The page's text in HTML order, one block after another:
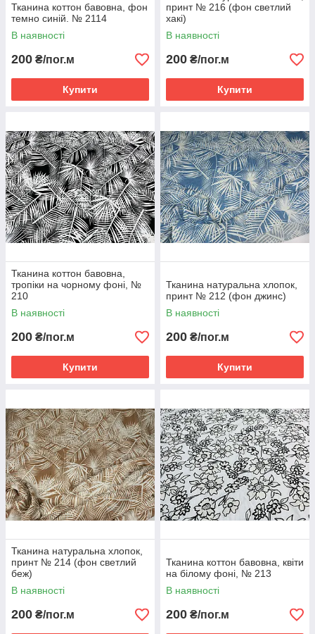
Тканина коттон бавовна, фон
темно синій. № 2114
В наявності
200 ₴/пог.м
Купити
принт № 216 (фон светлий
хакі)
В наявності
200 ₴/пог.м
Купити
Тканина коттон бавовна,
тропіки на чорному фоні, №
210
В наявності
200 ₴/пог.м
Купити
Тканина натуральна хлопок,
принт № 212 (фон джинс)
В наявності
200 ₴/пог.м
Купити
Тканина натуральна хлопок,
принт № 214 (фон светлий
беж)
В наявності
200 ₴/пог.м
Тканина коттон бавовна, квіти
на білому фоні, № 213
В наявності
200 ₴/пог.м